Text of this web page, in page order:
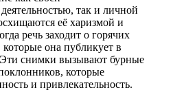
так и личной
её харизмой и
речь заходит о горячих
она публикует в
снимки вызывают бурные
которые
и привлекательность.